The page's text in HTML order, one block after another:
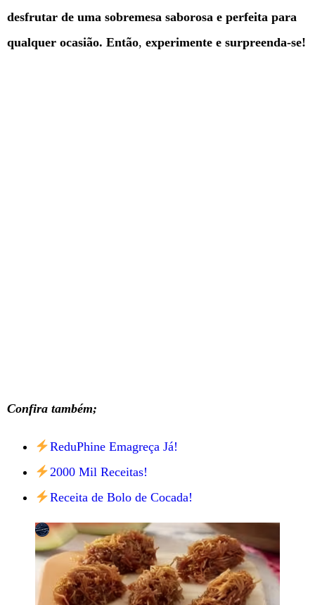
desfrutar de uma sobremesa saborosa e perfeita para
qualquer ocasião. Então, experimente e surpreenda-se!
Confira também;
ReduPhine Emagreça Já!
2000 Mil Receitas!
Receita de Bolo de Cocada!